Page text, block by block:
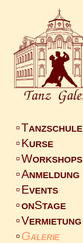
TANZSCHULE
KURSE
WORKSHOPS
ANMELDUNG
EVENTS
ONSTAGE
VERMIETUNG
GALERIE